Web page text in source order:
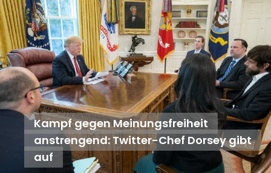
Kampf gegen Meinungsfreiheit
anstrengend: Twitter-Chef Dorsey gibt
auf